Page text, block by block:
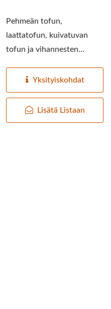
Pehmeän tofun,
laattatofun, kuivatuvan
tofun ja vihannesten
vedessä...Yksityiskohdat
Lisätä Listaan